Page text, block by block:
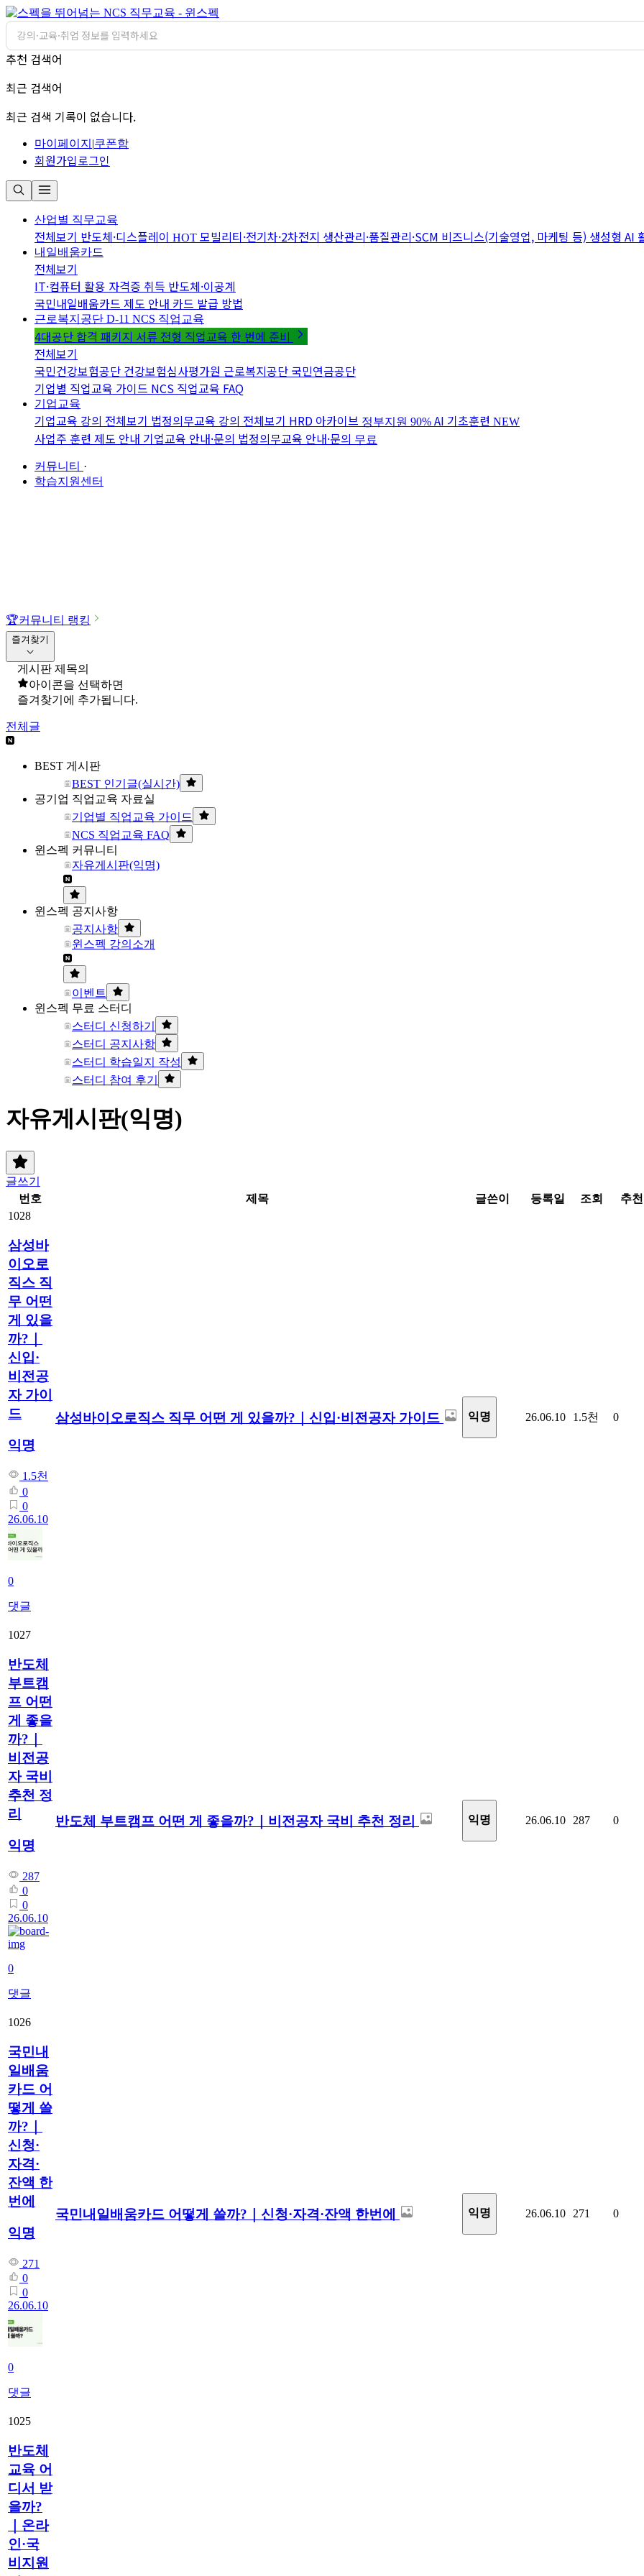
추천 검색어
최근 검색어
최근 검색 기록이 없습니다.
마이페이지 |쿠폰함
회원가입로그인
산업별 직무교육
전체보기 반도체·디스플레이 HOT 모빌리티·전기차·2차전지 생산관리·품질관리·SCM 비즈니스(기술영업, 마케팅 등) 생성형 AI
내일배움카드
전체보기
IT·컴퓨터 활용 자격증 취득 반도체·이공계
국민내일배움카드 제도 안내 카드 발급 방법
근로복지공단 D-11 NCS 직업교육
4대공단 합격 패키지 서류 전형 직업교육 한 번에 준비
전체보기
국민건강보험공단 건강보험심사평가원 근로복지공단 국민연금공단
기업별 직업교육 가이드 NCS 직업교육 FAQ
기업교육
기업교육 강의 전체보기 법정의무교육 강의 전체보기 HRD 아카이브 정부지원 90% AI 기초훈련 NEW
사업주 훈련 제도 안내 기업교육 안내·문의 법정의무교육 안내·문의 무료
커뮤니티 ·
학습지원센터
🏆커뮤니티 랭킹
즐겨찾기
게시판 제목의
아이콘을 선택하면
즐겨찾기에 추가됩니다.
전체글
BEST 게시판
BEST 인기글(실시간)
공기업 직업교육 자료실
기업별 직업교육 가이드
NCS 직업교육 FAQ
윈스펙 커뮤니티
자유게시판(익명)
윈스펙 공지사항
공지사항
윈스펙 강의소개
이벤트
윈스펙 무료 스터디
스터디 신청하기
스터디 공지사항
스터디 학습일지 작성
스터디 참여 후기
자유게시판(익명)
글쓰기
번호
제목 글쓴이 등록일 조회
추천
1028
삼성바
이오로
직스 직
무 어떤
게 있을
까?｜
신입·
비전공
자 가이
드
익명
1.5천
0
0
26.06.10
0
댓글
삼성바이오로직스 직무 어떤 게 있을까?｜신입·비전공자 가이드 익명 26.06.10 1.5천 0
1027
반도체
부트캠
프 어떤
게 좋을
까?｜
비전공
자 국비
추천 정
리
익명
287
0
0
26.06.10
0
댓글
반도체 부트캠프 어떤 게 좋을까?｜비전공자 국비 추천 정리 익명 26.06.10 287 0
1026
국민내
일배움
카드 어
떻게 쓸
까?｜
신청·
자격·
잔액 한
번에
익명
271
0
0
26.06.10
0
댓글
국민내일배움카드 어떻게 쓸까?｜신청·자격·잔액 한번에 익명 26.06.10 271 0
1025
반도체
교육 어
디서 받
을까?
｜온라
인·국
비지원